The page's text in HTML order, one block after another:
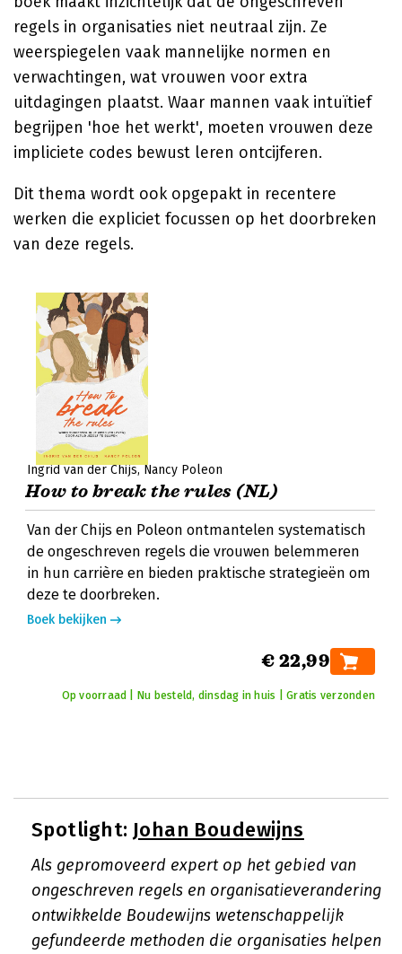
regels in organisaties niet neutraal zijn. Ze
weerspiegelen vaak mannelijke normen en
verwachtingen, wat vrouwen voor extra
uitdagingen plaatst. Waar mannen vaak intuïtief
begrijpen 'hoe het werkt', moeten vrouwen deze
impliciete codes bewust leren ontcijferen.
Dit thema wordt ook opgepakt in recentere
werken die expliciet focussen op het doorbreken
van deze regels.
Ingrid van der Chijs Nancy Poleon
How to break the rules (NL)
Van der Chijs en Poleon ontmantelen systematisch
de ongeschreven regels die vrouwen belemmeren
in hun carrière en bieden praktische strategieën om
deze te doorbreken.
Boek bekijken
€ 22,99
Op voorraad | Nu besteld, dinsdag in huis | Gratis verzonden
Spotlight: Johan Boudewijns
Als gepromoveerd expert op het gebied van
ongeschreven regels en organisatieverandering
ontwikkelde Boudewijns wetenschappelijk
gefundeerde methoden die organisaties helpen